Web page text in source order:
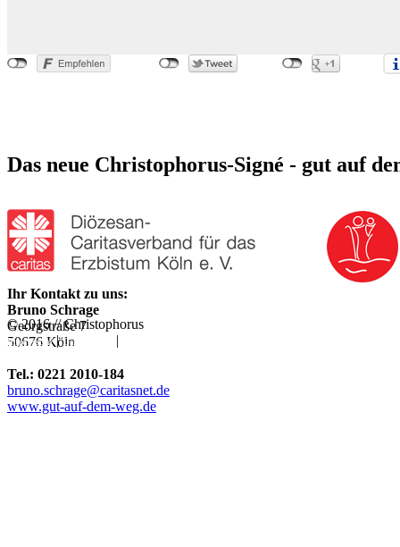
Das neue Christophorus-Signé - gut auf
Ihr Kontakt zu uns:
Bruno Schrage
Georgstraße 7
50676 Köln
Tel.: 0221 2010-184
bruno.schrage@caritasnet.de
www.gut-auf-dem-weg.de
© 2016 // Christophorus
Impressum|Datenschutz |